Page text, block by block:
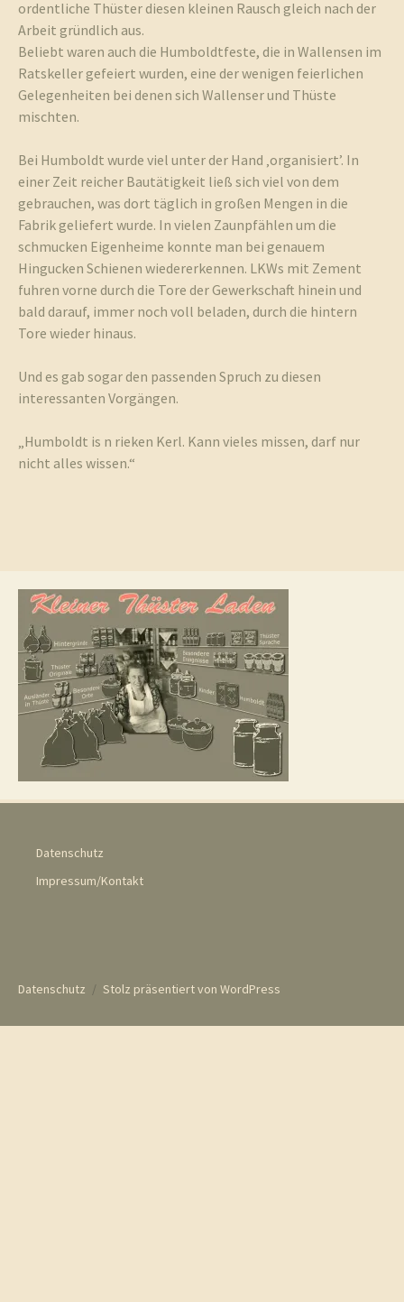
ordentliche Thüster diesen kleinen Rausch gleich nach der
Arbeit gründlich aus.
Beliebt waren auch die Humboldtfeste, die in Wallensen im
Ratskeller gefeiert wurden, eine der wenigen feierlichen
Gelegenheiten bei denen sich Wallenser und Thüste
mischten.
Bei Humboldt wurde viel unter der Hand ‚organisiert’. In
einer Zeit reicher Bautätigkeit ließ sich viel von dem
gebrauchen, was dort täglich in großen Mengen in die
Fabrik geliefert wurde. In vielen Zaunpfählen um die
schmucken Eigenheime konnte man bei genauem
Hingucken Schienen wiedererkennen. LKWs mit Zement
fuhren vorne durch die Tore der Gewerkschaft hinein und
bald darauf, immer noch voll beladen, durch die hintern
Tore wieder hinaus.
Und es gab sogar den passenden Spruch zu diesen
interessanten Vorgängen.
„Humboldt is n rieken Kerl. Kann vieles missen, darf nur
nicht alles wissen.“
Datenschutz
Impressum/Kontakt
Datenschutz Stolz präsentiert von WordPress